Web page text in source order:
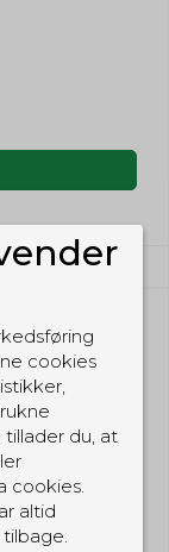
cookies
tillader du, at
cookies.
altid